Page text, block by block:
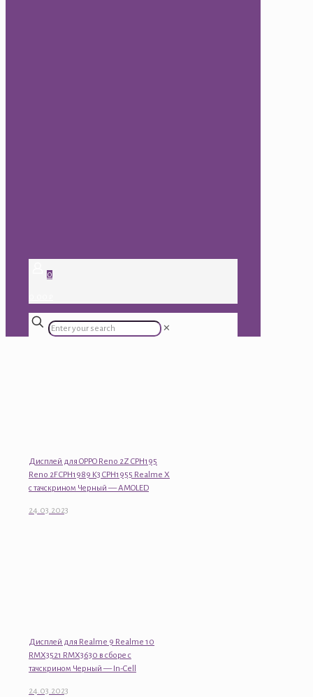
0
✕
Дисплей для OPPO Reno 2Z CPH195
Reno 2F CPH1989 K3 CPH1955 Realme X
с тачскрином Черный — AMOLED
24.03.2023
Дисплей для Realme 9 Realme 10
RMX3521 RMX3630 в сборе с
тачскрином Черный — In-Cell
24.03.2023